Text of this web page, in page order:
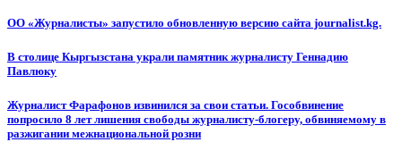
ОО «Журналисты» запустило обновленную версию сайта journalist.kg.
В столице Кыргызстана украли памятник журналисту Геннадию
Павлюку
Журналист Фарафонов извинился за свои статьи. Гособвинение
попросило 8 лет лишения свободы журналисту-блогеру, обвиняемому в
разжигании межнациональной розни